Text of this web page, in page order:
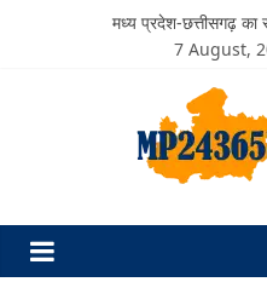
मध्य प्रदेश-छत्तीसगढ़ का
7 August,